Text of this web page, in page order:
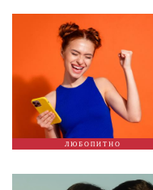
ЛЮБОПИТНО